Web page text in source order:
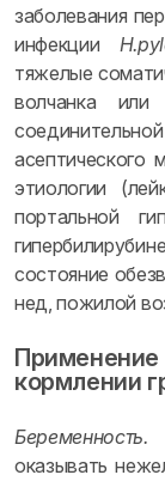
заболевания
инфекции
тяжелые
волчанка или
асептического
этиологии
портальной
состояние
нед, пожилой
кормлении
Беременность.
оказывать